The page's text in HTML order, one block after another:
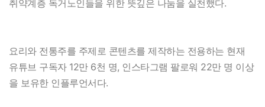
취약계층 독거노인들을 위한 뜻깊은 나눔을 실천했다.
요리와 전통주를 주제로 콘텐츠를 제작하는 전용하는 현재
유튜브 구독자 12만 6천 명, 인스타그램 팔로워 22만 명 이상
을 보유한 인플루언서다.